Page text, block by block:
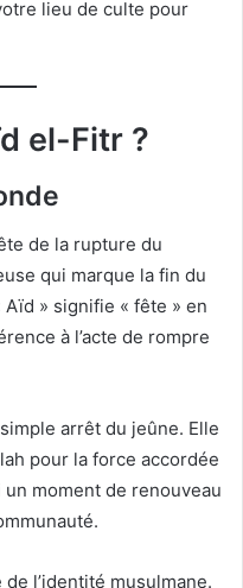
lieu de culte pour
el-Fitr ?
de la rupture du
qui marque la fin du
Aïd » signifie « fête » en
à l’acte de rompre
arrêt du jeûne. Elle
pour la force accordée
un moment de renouveau
l’identité musulmane.